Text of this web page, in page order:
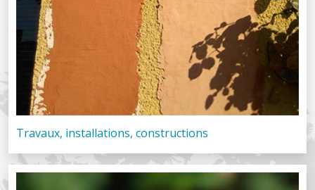
Travaux, installations, constructions